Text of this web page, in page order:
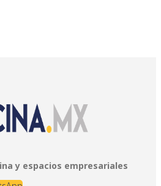
y espacios empresariales